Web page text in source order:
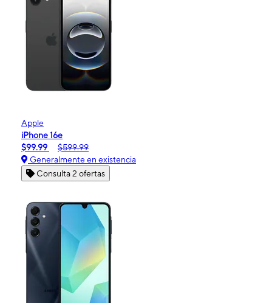
Apple
iPhone 16e
$99.99
$599.99
Generalmente en existencia
Consulta 2 ofertas